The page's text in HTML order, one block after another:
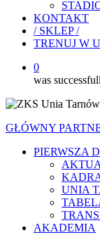
KONTAKT
/ SKLEP /
TRENUJ W
0
was
GŁÓWNY
PIERWSZA
UNIA
AKADEMIA